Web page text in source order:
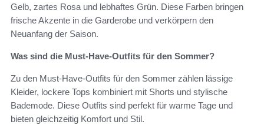
Gelb, zartes Rosa und lebhaftes Grün. Diese Farben bringen
frische Akzente in die Garderobe und verkörpern den
Neuanfang der Saison.
Was sind die Must-Have-Outfits für den Sommer?
Zu den Must-Have-Outfits für den Sommer zählen lässige
Kleider, lockere Tops kombiniert mit Shorts und stylische
Bademode. Diese Outfits sind perfekt für warme Tage und
bieten gleichzeitig Komfort und Stil.